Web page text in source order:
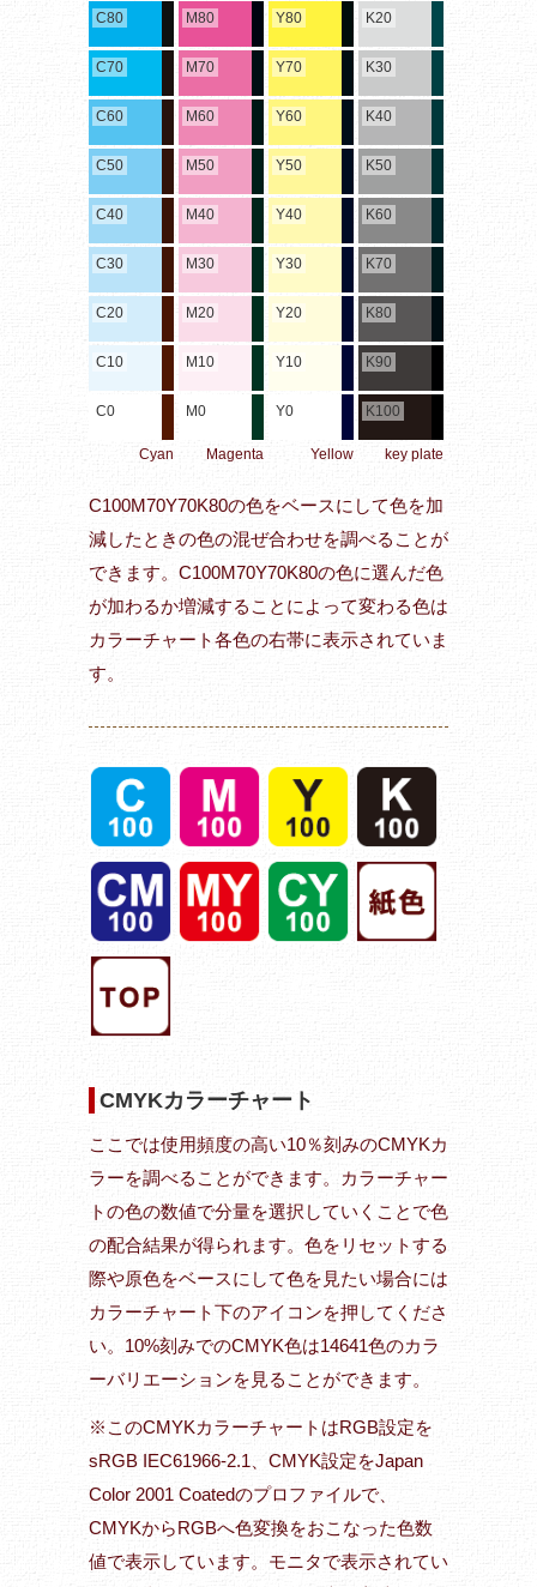
C80
C70
C60
C50
C40
C30
C20
C10
C0
Cyan
M80
M70
M60
M50
M40
M30
M20
M10
M0
Magenta
Y80
Y70
Y60
Y50
Y40
Y30
Y20
Y10
Y0
Yellow
K20
K30
K40
K50
K60
K70
K80
K90
K100
key plate
C100M70Y70K80の色をベースにして色を加
減したときの色の混ぜ合わせを調べることが
できます。C100M70Y70K80の色に選んだ色
が加わるか増減することによって変わる色は
カラーチャート各色の右帯に表示されていま
す。
CMYKカラーチャート
ここでは使用頻度の高い10％刻みのCMYKカ
ラーを調べることができます。カラーチャー
トの色の数値で分量を選択していくことで色
の配合結果が得られます。色をリセットする
際や原色をベースにして色を見たい場合には
カラーチャート下のアイコンを押してくださ
い。10%刻みでのCMYK色は14641色のカラ
ーバリエーションを見ることができます。
※このCMYKカラーチャートはRGB設定を
sRGB IEC61966-2.1、CMYK設定をJapan
Color 2001 Coatedのプロファイルで、
CMYKからRGBへ色変換をおこなった色数
値で表示しています。モニタで表示されてい